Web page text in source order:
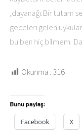
,dayanağı.Bir tutam
geceleri gelen
bu ben hiç bilmem.
Okunma :316
Bunu paylaş:
Facebook X